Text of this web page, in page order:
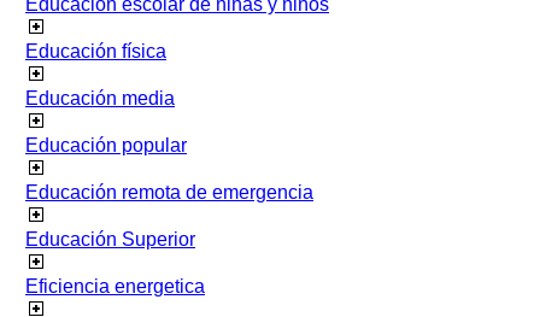
Educación escolar de niñas y niños
Educación física
Educación media
Educación popular
Educación remota de emergencia
Educación Superior
Eficiencia energetica